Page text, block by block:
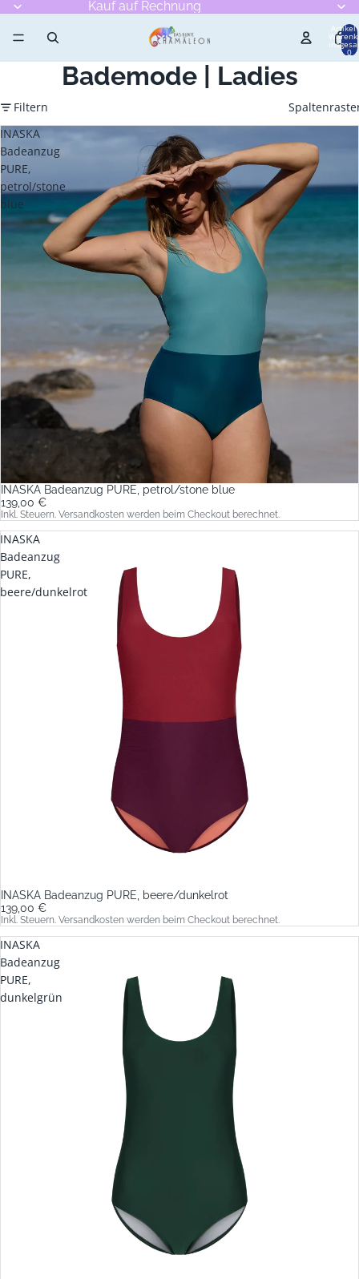
Kauf auf Rechnung
Artikel
0
Bademode | Ladies
Filtern
INASKA
Badeanzug
PURE,
petrol/stone
blue
INASKA Badeanzug PURE, petrol/stone blue
139,00 €
Inkl. Steuern. Versandkosten werden beim Checkout berechnet.
INASKA
Badeanzug
PURE,
beere/dunkelrot
INASKA Badeanzug PURE, beere/dunkelrot
139,00 €
Inkl. Steuern. Versandkosten werden beim Checkout berechnet.
INASKA
Badeanzug
PURE,
dunkelgrün